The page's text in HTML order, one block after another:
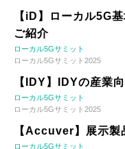
【iD】ローカル5G
ご紹介
ローカル5Gサミット
ローカル5Gサミット2025
【IDY】IDYの産業
ローカル5Gサミット
ローカル5Gサミット2025
【Accuver】展示製
ローカル5Gサミット